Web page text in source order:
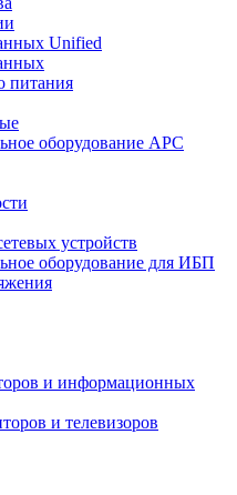
Unified
питания
оборудование АРС
устройств
оборудование для ИБП
и информационных
и телевизоров